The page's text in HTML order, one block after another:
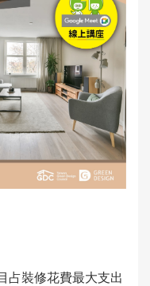
占裝修花費最大支出